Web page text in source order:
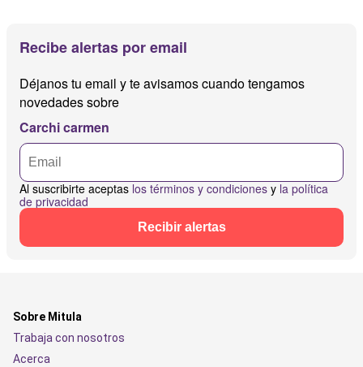
Recibe alertas por email
Déjanos tu email y te avisamos cuando tengamos
novedades sobre
Carchi carmen
Al suscribirte aceptas los términos y condiciones y la política
de privacidad
Recibir alertas
Sobre Mitula
Trabaja con nosotros
Acerca